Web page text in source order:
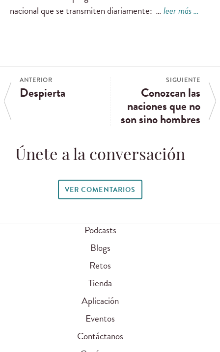
nacional que se transmiten diariamente: …leer más …
ANTERIOR
Despierta
SIGUIENTE
Conozcan las
naciones que no
son sino hombres
Únete a la conversación
VER COMENTARIOS
Podcasts
Blogs
Retos
Tienda
Aplicación
Eventos
Contáctanos